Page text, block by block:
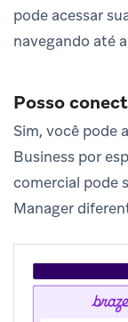
pode acessar
navegando até a
Posso
Sim, você pode
Business por
comercial pode
Manager